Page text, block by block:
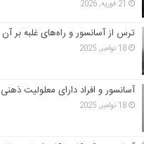
21 فوریه, 2026
ترس از آسانسور و راه‌های غلبه بر آن
18 نوامبر, 2025
آسانسور و افراد دارای معلولیت ذهنی
18 نوامبر, 2025